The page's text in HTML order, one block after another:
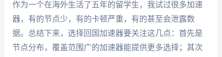
作为一个在海外生活了五年的留学生，我试过很多加速
器，有的节点少，有的卡顿严重，有的甚至会泄露数
据。总结下来，选择回国加速器要关注这几点：首先是
节点分布，覆盖范围广的加速器能提供更多选择；其次